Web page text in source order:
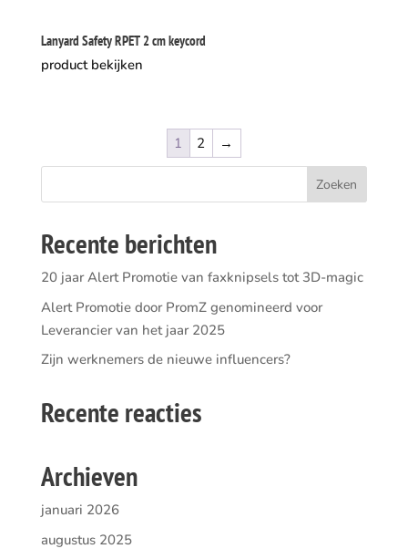
Lanyard Safety RPET 2 cm keycord
product bekijken
1 2 →
Recente berichten
20 jaar Alert Promotie van faxknipsels tot 3D-magic
Alert Promotie door PromZ genomineerd voor
Leverancier van het jaar 2025
Zijn werknemers de nieuwe influencers?
Recente reacties
Archieven
januari 2026
augustus 2025